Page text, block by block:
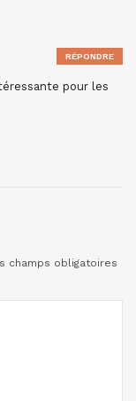
pour les
RÉPONDRE
champs obligatoires